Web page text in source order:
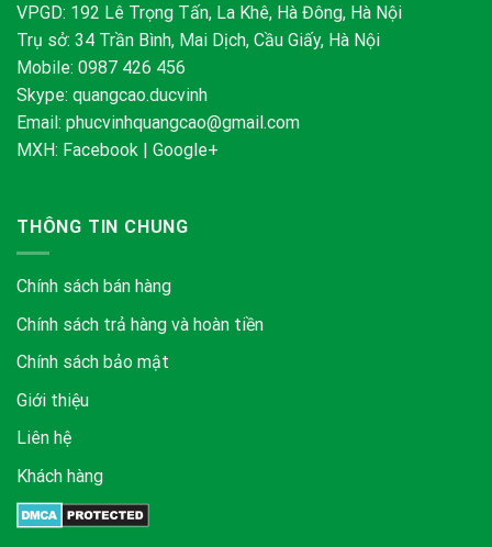
VPGD: 192 Lê Trọng Tấn, La Khê, Hà Đông, Hà Nội
Trụ sở: 34 Trần Bình, Mai Dịch, Cầu Giấy, Hà Nội
Mobile: 0987 426 456
Skype: quangcao.ducvinh
Email: phucvinhquangcao@gmail.com
MXH: Facebook | Google+
THÔNG TIN CHUNG
Chính sách bán hàng
Chính sách trả hàng và hoàn tiền
Chính sách bảo mật
Giới thiệu
Liên hệ
Khách hàng